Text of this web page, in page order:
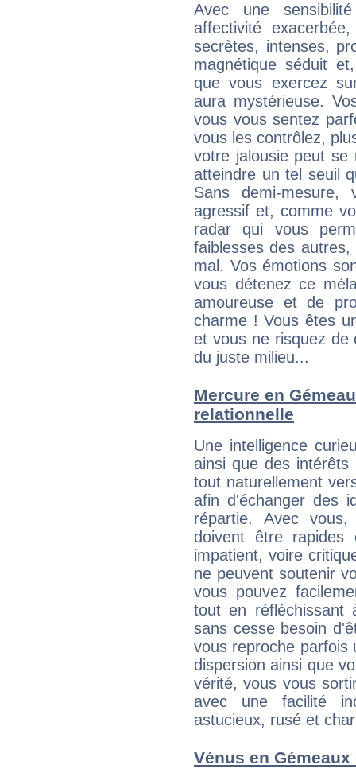
Avec une
affectivité
secrètes, intenses,
magnétique séduit
que vous exercez
aura mystérieuse.
vous vous sentez
vous les contrôlez,
votre jalousie peut se
atteindre un tel seuil
Sans demi-mesure,
agressif et, comme
radar qui vous
faiblesses des
mal. Vos émotions
vous détenez ce
amoureuse et de
charme ! Vous êtes
et vous ne risquez de
du juste milieu...
Mercure en
relationnelle
Une intelligence
ainsi que des intérêts
tout naturellement
afin d'échanger des
répartie. Avec
doivent être
impatient, voire
ne peuvent soutenir
vous pouvez
tout en réfléchissant
sans cesse besoin
vous reproche parfois
dispersion ainsi que
vérité, vous vous
avec une facilité
astucieux, rusé et
Vénus en